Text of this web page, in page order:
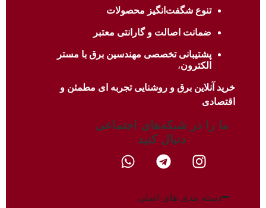
تنوع شگفت‌انگیز محصولات
ضمانت اصالت و گارانتی معتبر
پشتیبانی تخصصی مهندسین برق با مستر
الکترون،
خرید آنلاین برق و روشنایی تجربه ای مطمئن و
اقتصادی
ما را در شبکه‌های اجتماعی
دنبال کنید​
دسته بندی های اصلی